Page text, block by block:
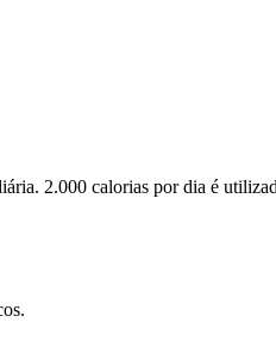
2.000 calorias por dia é